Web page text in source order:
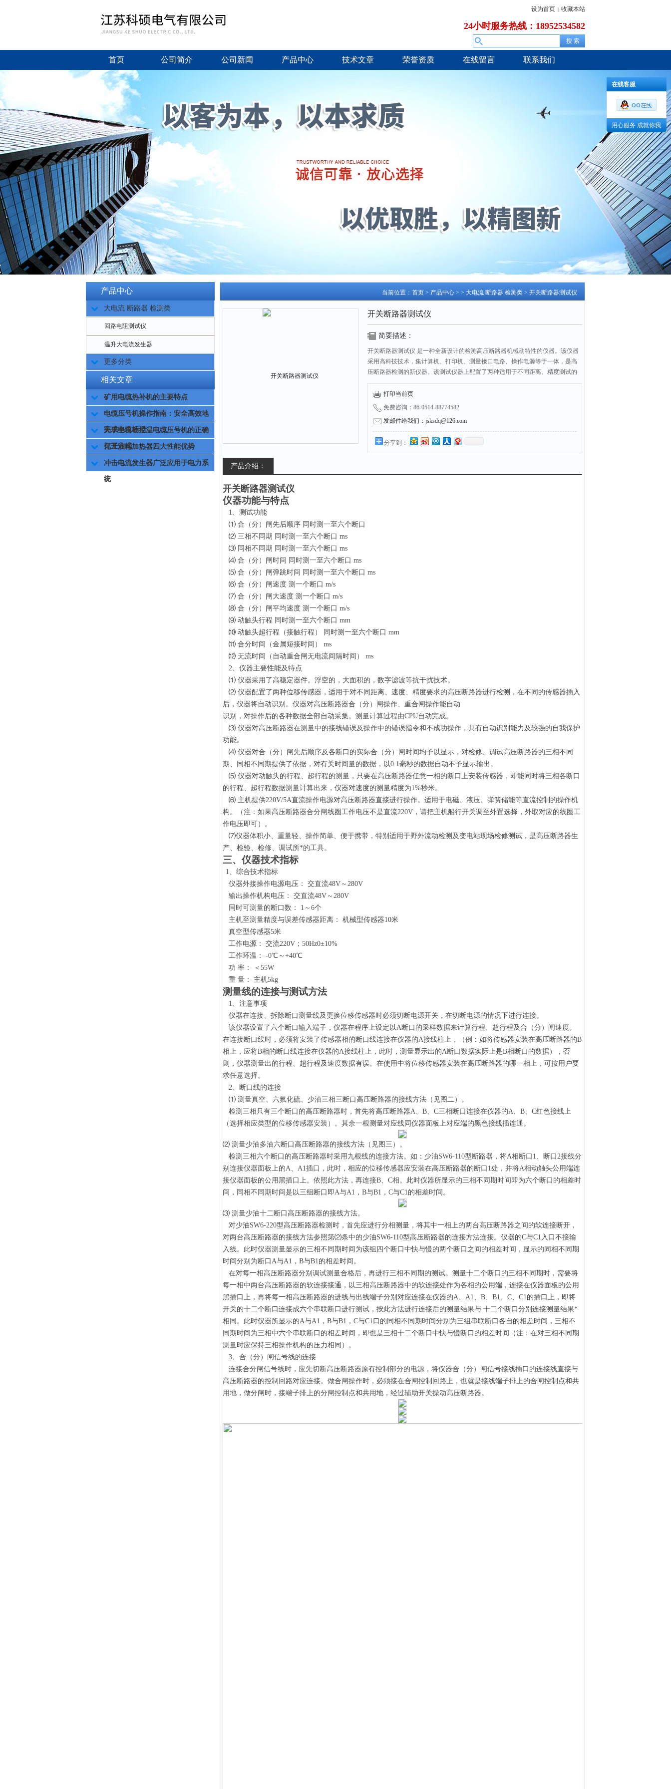
设为首页 | 收藏本站
24小时服务热线：18952534582
首页 公司简介 公司新闻 产品中心 技术文章 荣誉资质 在线留言 联系我们
产品中心
大电流 断路器 检测类
回路电阻测试仪
温升大电流发生器
更多分类
相关文章
矿用电缆热补机的主要特点
电缆压号机操作指南：安全高效地
完成电缆标记
关于全自动控温电缆压号机的正确
打开方式
化工油桶加热器四大性能优势
冲击电流发生器广泛应用于电力系
统
当前位置： 首页 > 产品中心 > > 大电流 断路器 检测类 > 开关断路器测试仪
开关断路器测试仪
简要描述：
开关断路器测试仪 是一种全新设计的检测高压断路器机械动特性的仪器。该仪器
采用高科技技术，集计算机、打印机、测量接口电路、操作电源等于一体，是高
压断路器检测的新仪器。该测试仪器上配置了两种适用于不同距离、精度测试的
位移传感器，由仪器自动识别系统对选用的传感器进行识别，完成对少油、多
油、六氟化硫、真空高压断路器的测距、测速。在仪器的设计上，只需一次合
（分）动作，即能将六个断口的全部数据采样
打印当前页
免费咨询：86-0514-88774582
发邮件给我们：jsksdq@126.com
分享到：
产品介绍：
开关断路器测试仪
仪器功能与特点
1、测试功能
⑴ 合（分）闸先后顺序 同时测一至六个断口
⑵ 三相不同期 同时测一至六个断口 ms
⑶ 同相不同期 同时测一至六个断口 ms
⑷ 合（分）闸时间 同时测一至六个断口 ms
⑸ 合（分）闸弹跳时间 同时测一至六个断口 ms
⑹ 合（分）闸速度 测一个断口 m/s
⑺ 合（分）闸大速度 测一个断口 m/s
⑻ 合（分）闸平均速度 测一个断口 m/s
⑼ 动触头行程 同时测一至六个断口 mm
⑽ 动触头超行程（接触行程） 同时测一至六个断口 mm
⑾ 合分时间（金属短接时间） ms
⑿ 无流时间（自动重合闸无电流间隔时间） ms
2、仪器主要性能及特点
⑴ 仪器采用了高稳定器件。浮空的，大面积的，数字滤波等抗干扰技术。
⑵ 仪器配置了两种位移传感器，适用于对不同距离、速度、精度要求的高压断路器进行检测，在不同的传感器插入
后，仪器将自动识别。仪器对高压断路器合（分）闸操作、重合闸操作能自动
识别，对操作后的各种数据全部自动采集。测量计算过程由CPU自动完成。
⑶ 仪器对高压断路器在测量中的接线错误及操作中的错误指令和不成功操作，具有自动识别能力及较强的自我保护
功能。
⑷ 仪器对合（分）闸先后顺序及各断口的实际合（分）闸时间均予以显示，对检修、调试高压断路器的三相不同
期、同相不同期提供了依据，对有关时间量的数据，以0.1毫秒的数据自动不予显示输出。
⑸ 仪器对动触头的行程、超行程的测量，只要在高压断路器任意一相的断口上安装传感器，即能同时将三相各断口
的行程、超行程数据测量计算出来，仪器对速度的测量精度为1%秒米。
⑹ 主机提供220V/5A直流操作电源对高压断路器直接进行操作。适用于电磁、液压、弹簧储能等直流控制的操作机
构。（注：如果高压断路器合分闸线圈工作电压不是直流220V，请把主机船行开关调至外置选择，外取对应的线圈工
作电压即可）。
⑺仪器体积小、重量轻、操作简单、便于携带，特别适用于野外流动检测及变电站现场检修测试，是高压断路器生
产、检验、检修、调试所*的工具。
三、仪器技术指标
1、综合技术指标
仪器外接操作电源电压： 交直流48V～280V
输出操作机构电压： 交直流48V～280V
同时可测量的断口数： 1～6个
主机至测量精度与误差传感器距离： 机械型传感器10米
真空型传感器5米
工作电源： 交流220V；50Hz0±10%
工作环温： -0℃～+40℃
功 率： ＜55W
重 量： 主机5kg
测量线的连接与测试方法
1、注意事项
仪器在连接、拆除断口测量线及更换位移传感器时必须切断电源开关，在切断电源的情况下进行连接。
该仪器设置了六个断口输入端子，仪器在程序上设定以A断口的采样数据来计算行程、超行程及合（分）闸速度。
在连接断口线时，必须将安装了传感器相的断口线连接在仪器的A接线柱上，（例：如将传感器安装在高压断路器的B
相上，应将B相的断口线连接在仪器的A接线柱上，此时，测量显示出的A断口数据实际上是B相断口的数据），否
则，仪器测量出的行程、超行程及速度数据有误。在使用中将位移传感器安装在高压断路器的哪一相上，可按用户要
求任意选择。
2、断口线的连接
⑴ 测量真空、六氟化硫、少油三相三断口高压断路器的接线方法（见图二）。
检测三相只有三个断口的高压断路器时，首先将高压断路器A、B、C三相断口连接在仪器的A、B、C红色接线上
（选择相应类型的位移传感器安装）。其余一根测量对应线同仪器面板上对应端的黑色接线插连通。
⑵ 测量少油多油六断口高压断路器的接线方法（见图三）。
检测三相六个断口的高压断路器时采用九根线的连接方法。如：少油SW6-110型断路器，将A相断口1、断口2接线分
别连接仪器面板上的A、A1插口，此时，相应的位移传感器应安装在高压断路器的断口1处，并将A相动触头公用端连
接仪器面板的公用黑插口上。依照此方法，再连接B、C相。此时仪器所显示的三相不同期时间即为六个断口的相差时
间，同相不同期时间是以三组断口即A与A1，B与B1，C与C1的相差时间。
⑶ 测量少油十二断口高压断路器的接线方法。
对少油SW6-220型高压断路器检测时，首先应进行分相测量，将其中一相上的两台高压断路器之间的软连接断开，
对两台高压断路器的接线方法参照第⑵条中的少油SW6-110型高压断路器的连接方法连接。仪器的C与C1入口不接输
入线。此时仪器测量显示的三相不同期时间为该组四个断口中快与慢的两个断口之间的相差时间，显示的同相不同期
时间分别为断口A与A1，B与B1的相差时间。
在对每一相高压断路器分别调试测量合格后，再进行三相不同期的测试。测量十二个断口的三相不同期时，需要将
每一相中两台高压断路器的软连接接通，以三相高压断路器中的软连接处作为各相的公用端，连接在仪器面板的公用
黑插口上，再将每一相高压断路器的进线与出线端子分别对应连接在仪器的A、A1、B、B1、C、C1的插口上，即将
开关的十二个断口连接成六个串联断口进行测试，按此方法进行连接后的测量结果与 十二个断口分别连接测量结果*
相同。此时仪器所显示的A与A1，B与B1，C与C1口的同相不同期时间分别为三组串联断口各自的相差时间，三相不
同期时间为三相中六个串联断口的相差时间，即也是三相十二个断口中快与慢断口的相差时间（注：在对三相不同期
测量时应保持三相操作机构的压力相同）。
3、合（分）闸信号线的连接
连接合分闸信号线时，应先切断高压断路器原有控制部分的电源，将仪器合（分）闸信号接线插口的连接线直接与
高压断路器的控制回路对应连接。做合闸操作时，必须接在合闸控制回路上，也就是接线端子排上的合闸控制点和共
用地，做分闸时，接端子排上的分闸控制点和共用地，经过辅助开关操动高压断路器。
在线客服
用心服务 成就你我